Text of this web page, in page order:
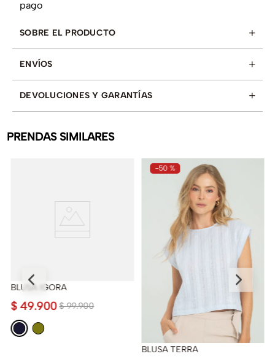
SOBRE EL PRODUCTO +
ENVÍOS +
DEVOLUCIONES Y GARANTÍAS +
PRENDAS SIMILARES
BLUSA IGORA
$ 99.900
$ 49.900
-50 %
BLUSA TERRA